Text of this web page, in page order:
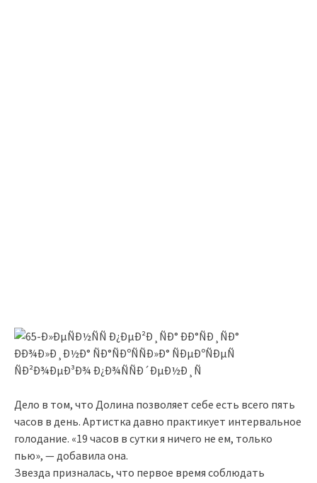
Дело в том, что Долина позволяет себе есть всего пять
часов в день. Артистка давно практикует интервальное
голодание. «19 часов в сутки я ничего не ем, только
пью», — добавила она.
Звезда призналась, что первое время соблюдать